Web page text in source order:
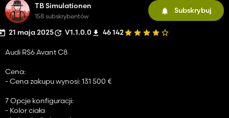
TB Simulationen
158 subskrybentów
Subskrybuj
21 maja 2025 V1.1.0.0 46 142
Audi RS6 Avant C8
Cena:
- Cena zakupu wynosi: 131 500 €
7 Opcje konfiguracji:
- Kolor ciała